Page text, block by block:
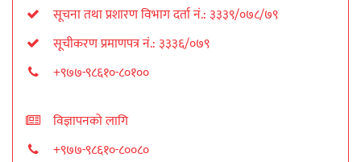
सूचना तथा प्रशारण विभाग दर्ता नं.: ३३३९/०७८/७९
सूचीकरण प्रमाणपत्र नं.: ३३३६/०७९
+९७७-९८६१०-८०१००
विज्ञापनको लागि
+९७७-९८६१०-८००८०